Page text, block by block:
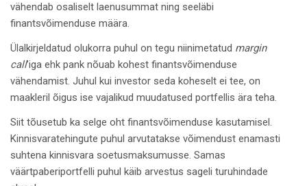
vähendab osaliselt laenusummat ning seeläbi
finantsvõimenduse määra.
Ülalkirjeldatud olukorra puhul on tegu niinimetatud margin
call’iga ehk pank nõuab kohest finantsvõimenduse
vähendamist. Juhul kui investor seda koheselt ei tee, on
maakleril õigus ise vajalikud muudatused portfellis ära teha.
Siit tõusetub ka selge oht finantsvõimenduse kasutamisel.
Kinnisvaratehingute puhul arvutatakse võimendust enamasti
suhtena kinnisvara soetusmaksumusse. Samas
väärtpaberiportfelli puhul käib arvestus sageli turuhindade